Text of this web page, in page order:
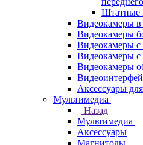
Штатные
Видеокамеры в
Видеокамеры
Видеокамеры
Видеокамеры с
Видеокамеры
Аксессуары
Мультимедиа
Назад
Мультимедиа
Аксессуары
Магнитолы